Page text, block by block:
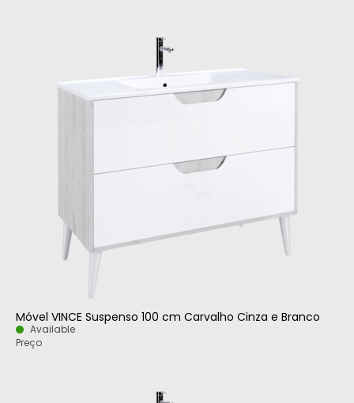
Móvel VINCE Suspenso 100 cm Carvalho Cinza e Branco
Available
Preço